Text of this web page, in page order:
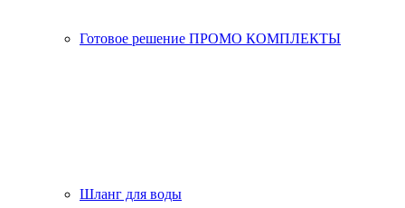
Готовое решение ПРОМО КОМПЛЕКТЫ
Шланг для воды